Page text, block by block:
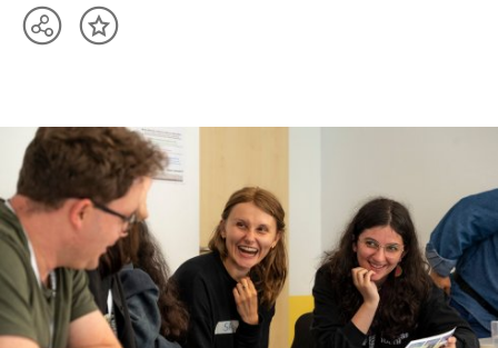
TeilenInhalt
In
Lightbox
öffnen